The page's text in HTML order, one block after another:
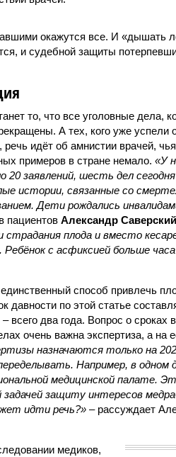
окажутся все. И «дышать
и судебной защиты
то, что все уголовные дела,
А тех, кого уже успели
идёт об амнистии врачей,
примеров в стране немало. «У
20 заявлений, шесть дел
истории, связанные со
Дети рождались
пациентовАлександр Саверский
страдания плода и вместо
с асфиксией больше
способ привлечь
давности по этой статье
всего два года. Вопрос о сроках
очень важна экспертиза, а на
назначаются только на
Например, в одном
медицинской палате.
задачей защиту интересов
идти речь?» – рассуждает
медиков,